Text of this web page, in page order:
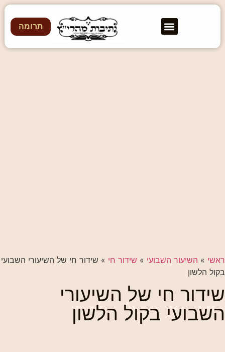
תרומה
ראשי » השיעור השבועי » שידור חי » שידור חי של השיעורי השבועי
בקול הלשון
שידור חי של השיעורי
השבועי בקול הלשון